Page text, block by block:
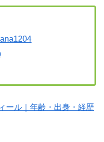
ール｜年齢・出身・経歴